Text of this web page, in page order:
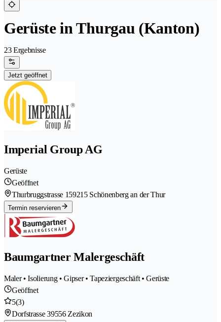
Gerüste in Thurgau (Kanton)
23 Ergebnisse
Jetzt geöffnet
Imperial Group AG
Gerüste
Geöffnet
Thurbruggstrasse 159215 Schönenberg an der Thur
Termin reservieren
Baumgartner Malergeschäft
Maler • Isolierung • Gipser • Tapeziergeschäft • Gerüste
Geöffnet
5(3)
Dorfstrasse 39556 Zezikon